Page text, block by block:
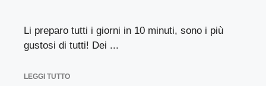
Li preparo tutti i giorni in 10 minuti, sono i più
gustosi di tutti! Dei ...
LEGGI TUTTO